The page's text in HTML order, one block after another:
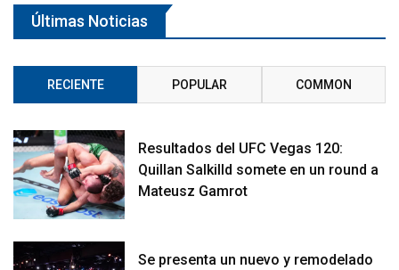
Últimas Noticias
RECIENTE POPULAR COMMON
Resultados del UFC Vegas 120:
Quillan Salkilld somete en un round a
Mateusz Gamrot
Se presenta un nuevo y remodelado